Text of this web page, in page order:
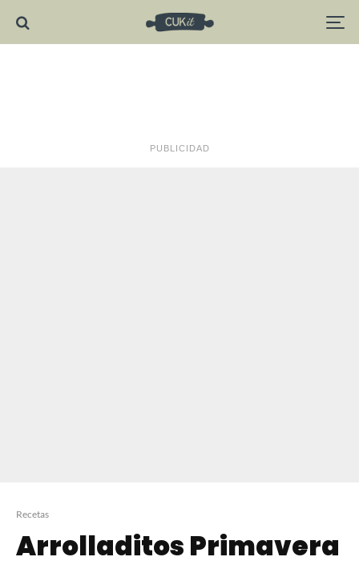
PUBLICIDAD
Recetas
Arrolladitos Primavera